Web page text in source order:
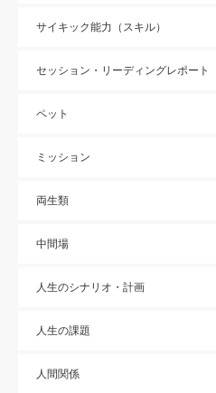
サイキック能力（スキル）
セッション・リーディングレポート
ペット
ミッション
両生類
中間場
人生のシナリオ・計画
人生の課題
人間関係